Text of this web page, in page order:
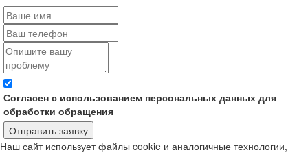
Согласен с использованием персональных данных для
обработки обращения
Отправить заявку
Наш сайт использует файлы cookie и аналогичные технологии,